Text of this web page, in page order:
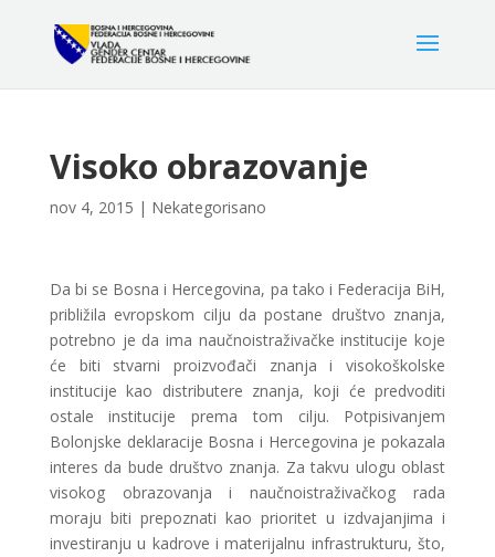
Visoko obrazovanje
nov 4, 2015 | Nekategorisano
Da bi se Bosna i Hercegovina, pa tako i Federacija BiH,
približila evropskom cilju da postane društvo znanja,
potrebno je da ima naučnoistraživačke institucije koje
će biti stvarni proizvođači znanja i visokoškolske
institucije kao distributere znanja, koji će predvoditi
ostale institucije prema tom cilju. Potpisivanjem
Bolonjske deklaracije Bosna i Hercegovina je pokazala
interes da bude društvo znanja. Za takvu ulogu oblast
visokog obrazovanja i naučnoistraživačkog rada
moraju biti prepoznati kao prioritet u izdvajanjima i
investiranju u kadrove i materijalnu infrastrukturu, što,